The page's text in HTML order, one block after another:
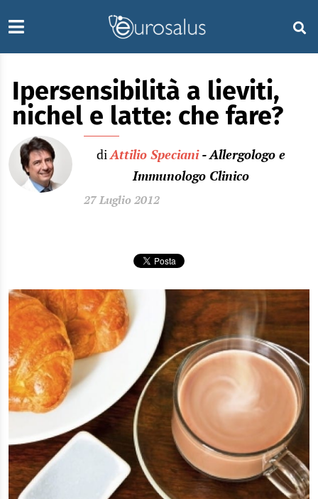
Ipersensibilità a lieviti,
nichel e latte: che fare?
diAttilio Speciani - Allergologo e
Immunologo Clinico
27 Luglio 2012